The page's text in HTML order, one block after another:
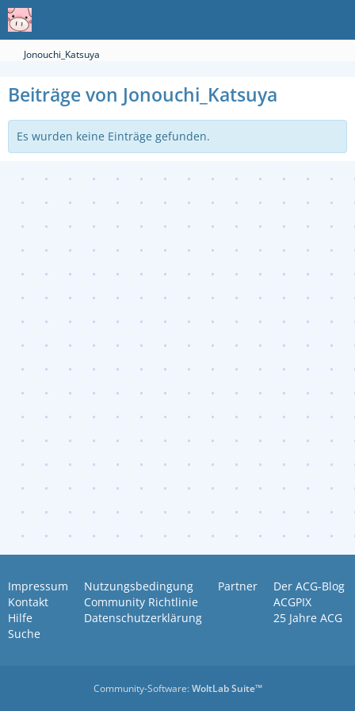
Jonouchi_Katsuya
Beiträge von Jonouchi_Katsuya
Es wurden keine Einträge gefunden.
Impressum
Kontakt
Hilfe
Suche
Nutzungsbedingung
Community Richtlinie
Datenschutzerklärung
Partner
Der ACG-Blog
ACGPIX
25 Jahre ACG
Community-Software:WoltLab Suite™